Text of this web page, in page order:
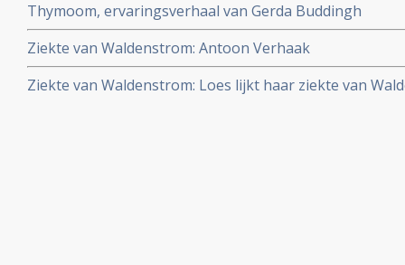
Thymoom, ervaringsverhaal van Gerda Buddingh
Ziekte van Waldenstrom: Antoon Verhaak
Ziekte van Waldenstrom: Loes lijkt haar ziekte van